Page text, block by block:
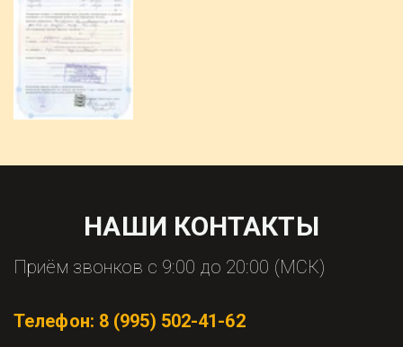
НАШИ КОНТАКТЫ
Приём звонков с 9:00 до 20:00 (МСК)
Телефон: 8 (995) 502-41-62